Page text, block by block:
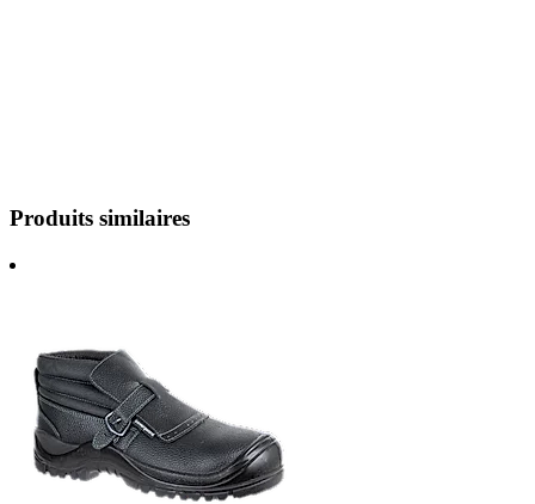
Produits similaires